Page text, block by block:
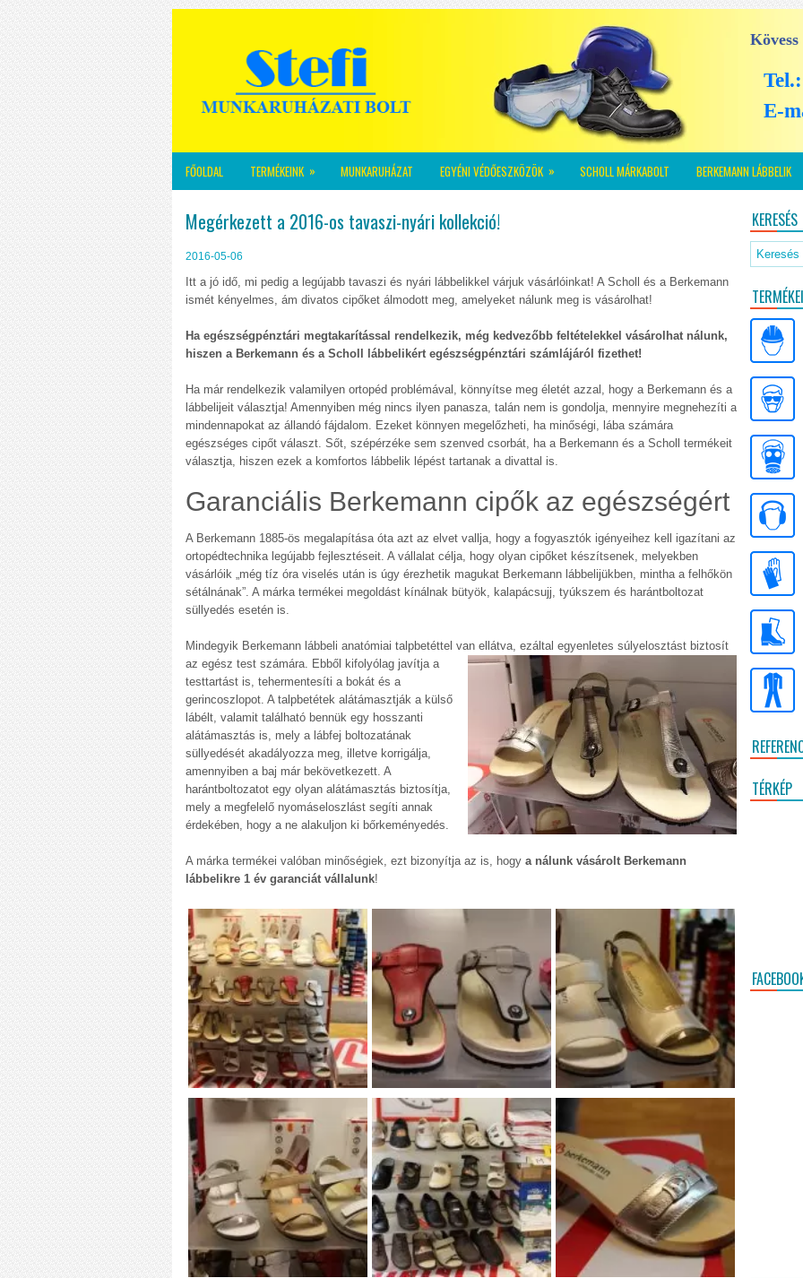
E-
FŐOLDAL TERMÉKEINK » MUNKARUHÁZAT EGYÉNI VÉDŐESZKÖZÖK » SCHOLL MÁRKABOLT BERKEMANN LÁBBELIK
Megérkezett a 2016-os tavaszi-nyári kollekció!
2016-05-06
Itt a jó idő, mi pedig a legújabb tavaszi és nyári lábbelikkel várjuk vásárlóinkat! A Scholl és a Berkemann
ismét kényelmes, ám divatos cipőket álmodott meg, amelyeket nálunk meg is vásárolhat!
Ha egészségpénztári megtakarítással rendelkezik, még kedvezőbb feltételekkel vásárolhat nálunk,
hiszen a Berkemann és a Scholl lábbelikért egészségpénztári számlájáról fizethet!
Ha már rendelkezik valamilyen ortopéd problémával, könnyítse meg életét azzal, hogy a Berkemann és a
lábbelijeit választja! Amennyiben még nincs ilyen panasza, talán nem is gondolja, mennyire megnehezíti a
mindennapokat az állandó fájdalom. Ezeket könnyen megelőzheti, ha minőségi, lába számára
egészséges cipőt választ. Sőt, szépérzéke sem szenved csorbát, ha a Berkemann és a Scholl termékeit
választja, hiszen ezek a komfortos lábbelik lépést tartanak a divattal is.
Garanciális Berkemann cipők az egészségért
A Berkemann 1885-ös megalapítása óta azt az elvet vallja, hogy a fogyasztók igényeihez kell igazítani az
ortopédtechnika legújabb fejlesztéseit. A vállalat célja, hogy olyan cipőket készítsenek, melyekben
vásárlóik „még tíz óra viselés után is úgy érezhetik magukat Berkemann lábbelijükben, mintha a felhőkön
sétálnának”. A márka termékei megoldást kínálnak bütyök, kalapácsujj, tyúkszem és harántboltozat
süllyedés esetén is.
Mindegyik Berkemann lábbeli anatómiai talpbetéttel van ellátva, ezáltal egyenletes súlyelosztást biztosít
az egész test számára. Ebből kifolyólag javítja a
testtartást is, tehermentesíti a bokát és a
gerincoszlopot. A talpbetétek alátámasztják a külső
lábélt, valamit található bennük egy hosszanti
alátámasztás is, mely a lábfej boltozatának
süllyedését akadályozza meg, illetve korrigálja,
amennyiben a baj már bekövetkezett. A
harántboltozatot egy olyan alátámasztás biztosítja,
mely a megfelelő nyomáseloszlást segíti annak
érdekében, hogy a ne alakuljon ki bőrkeményedés.
A márka termékei valóban minőségiek, ezt bizonyítja az is, hogy a nálunk vásárolt Berkemann
lábbelikre 1 év garanciát vállalunk!
KERESÉS
TÉRKÉP